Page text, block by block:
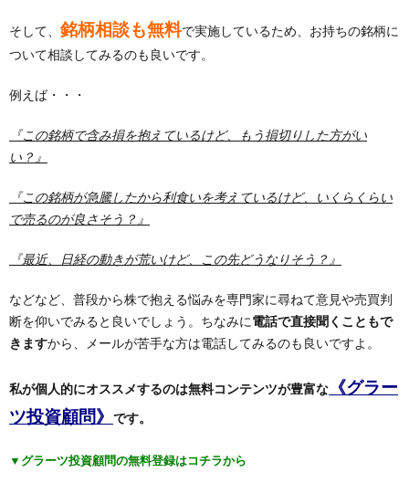
そして、 銘柄相談も無料で実施しているため、お持ちの銘柄に
ついて相談してみるのも良いです。
例えば・・・
『この銘柄で含み損を抱えているけど、もう損切りした方がい
い？』
『この銘柄が急騰したから利食いを考えているけど、いくらくらい
で売るのが良さそう？』
『最近、日経の動きが荒いけど、この先どうなりそう？』
などなど、普段から株で抱える悩みを専門家に尋ねて意見や売買判
断を仰いでみると良いでしょう。ちなみに電話で直接聞くこともで
きますから、メールが苦手な方は電話してみるのも良いですよ。
私が個人的にオススメするのは無料コンテンツが豊富な 《グラー
ツ投資顧問》 です。
▼グラーツ投資顧問の無料登録はコチラから